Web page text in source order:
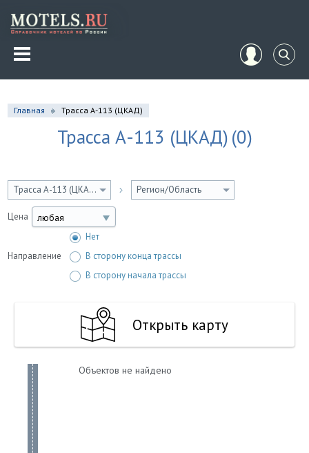
Главная Трасса А-113 (ЦКАД)
Трасса А-113 (ЦКАД) (0)
Трасса А-113 (ЦКАД) Регион/Область
Цена любая
Направление
Нет
В сторону конца трассы
В сторону начала трассы
Открыть карту
Объектов не найдено